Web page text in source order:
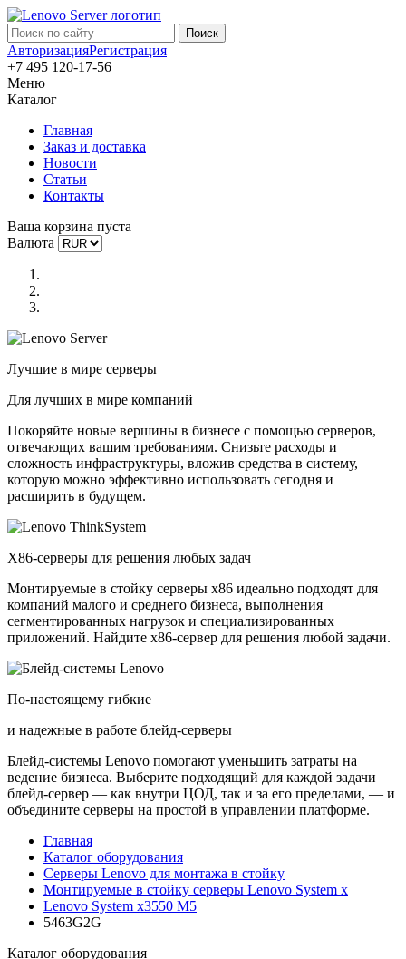
АвторизацияРегистрация
+7 495 120-17-56
Меню
Каталог
Главная
Заказ и доставка
Новости
Статьи
Контакты
Ваша корзина пуста
Валюта
Лучшие в мире серверы
Для лучших в мире компаний
Покоряйте новые вершины в бизнесе с помощью серверов,
отвечающих вашим требованиям. Снизьте расходы и
сложность инфраструктуры, вложив средства в систему,
которую можно эффективно использовать сегодня и
расширить в будущем.
X86-серверы для решения любых задач
Монтируемые в стойку серверы x86 идеально подходят для
компаний малого и среднего бизнеса, выполнения
сегментированных нагрузок и специализированных
приложений. Найдите x86-сервер для решения любой задачи.
По-настоящему гибкие
и надежные в работе блейд-серверы
Блейд-системы Lenovo помогают уменьшить затраты на
ведение бизнеса. Выберите подходящий для каждой задачи
блейд-сервер — как внутри ЦОД, так и за его пределами, — и
объедините серверы на простой в управлении платформе.
Главная
Каталог оборудования
Серверы Lenovo для монтажа в стойку
Монтируемые в стойку серверы Lenovo System x
Lenovo System x3550 M5
5463G2G
Каталог оборудования